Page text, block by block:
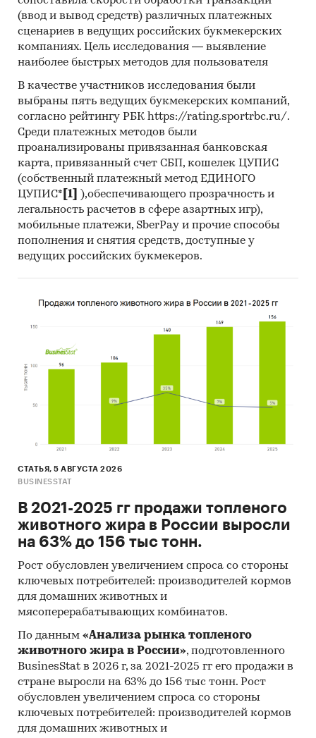
службы РФ, ФСГС РФ (Росстат).
2. Материалы DataMonitor, EuroMonitor,
Eurostat.
специализированные издания, аналитические
обзоры.
4. Ресурсы сети Интернет в России и мире.
5. Экспертные опросы.
6. Материалы участников отечественного и
мирового рынков.
7. Результаты исследований маркетинговых и
консалтинговых агентств.
8. Материалы отраслевых учреждений и базы
9. Результаты ценовых мониторингов.
10. Материалы и базы данных статистики ООН
(United Nations Statistics Division: Commodity
Trade Statistics, Industrial Commodity Statistics,
Food and Agriculture Organization и др.).
12. Материалы Всемирного банка (World Bank).
14. Материалы Организации экономического
сотрудничества и развития (Organization for
Economic Cooperation and Development).
15. Материалы International Trade Centre.
16. Материалы Index Mundi.
17. Результаты исследований DISCOVERY
Research Group.
Объем и структура выборки
Процедура контент-анализа документов не
предполагает расчета объема выборочной
совокупности. Обработке и анализу подлежат
(ввод и вывод средств) различных платежных
сценариев в ведущих российских букмекерских
компаниях. Цель исследования — выявление
наиболее быстрых методов для пользователя
В качестве участников исследования были
выбраны пять ведущих букмекерских компаний,
согласно рейтингу РБК https://rating.sportrbc.ru/.
Среди платежных методов были
проанализированы привязанная банковская
карта, привязанный счет СБП, кошелек ЦУПИС
(собственный платежный метод ЕДИНОГО
ЦУПИС* [1]
),обеспечивающего прозрачность и
легальность расчетов в сфере азартных игр),
мобильные платежи, SberPay и прочие способы
пополнения и снятия средств, доступные у
ведущих российских букмекеров.
СТАТЬЯ, 5 АВГУСТА 2026
BUSINESSTAT
В 2021-2025 гг продажи топленого
животного жира в России выросли
на 63% до 156 тыс тонн.
Рост обусловлен увеличением спроса со стороны
ключевых потребителей: производителей кормов
для домашних животных и
мясоперерабатывающих комбинатов.
По данным «Анализа рынка топленого
животного жира в России», подготовленного
BusinesStat в 2026 г, за 2021-2025 гг его продажи в
стране выросли на 63% до 156 тыс тонн. Рост
обусловлен увеличением спроса со стороны
ключевых потребителей: производителей кормов
для домашних животных и